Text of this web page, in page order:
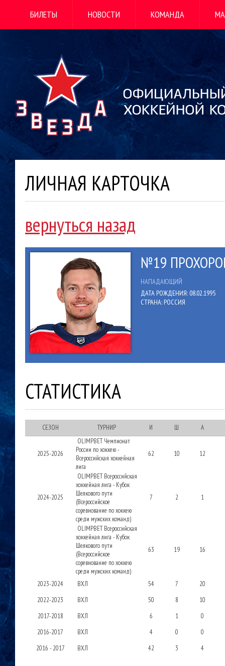
БИЛЕТЫ НОВОСТИ КОМАНДА
ЛИЧНАЯ КАРТОЧКА
вернуться назад
№19
НАПАДАЮЩИЙ
ДАТА РОЖДЕНИЯ: 08.02.1995
СТРАНА: РОССИЯ
СТАТИСТИКА
СЕЗОН ТУРНИР И Ш А
2025-2026
OLIMPBET Чемпионат
России по хоккею -
Всероссийская хоккейная
лига
62 10 12
2024-2025
OLIMPBET Всероссийская
хоккейная лига - Кубок
Шелкового пути
(Всероссийское
соревнование по хоккею
среди мужских команд)
7 2 1
OLIMPBET Всероссийская
хоккейная лига - Кубок
Шелкового пути
(Всероссийское
соревнование по хоккею
среди мужских команд)
63 19 16
2023-2024 ВХЛ 54 7 20
2022-2023
ВХЛ 50 8 10
2017-2018
ВХЛ 6 1
0
2016-2017
ВХЛ 4 0
0
2016 - 2017
ВХЛ 42 3 4